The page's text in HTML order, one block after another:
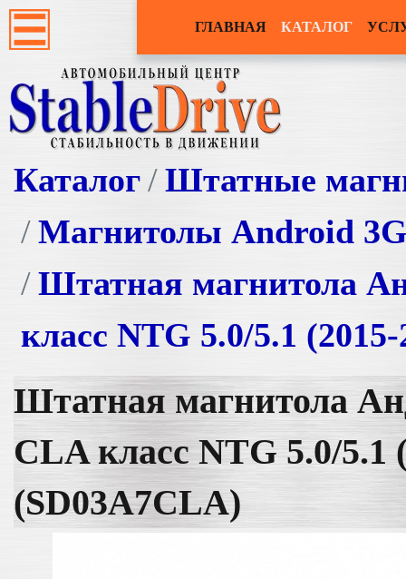
ГЛАВНАЯ КАТАЛОГ
Каталог
Штатные
Магнитолы Android
Штатная магнитола
класс NTG 5.0/5.1
Штатная магнитола
CLA класс NTG 5.0/5.1
(SD03A7CLA)